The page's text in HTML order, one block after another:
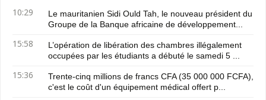
10:29
Le mauritanien Sidi Ould Tah, le nouveau président du
Groupe de la Banque africaine de développement...
15:58
L’opération de libération des chambres illégalement
occupées par les étudiants a débuté le samedi 5 ...
15:36
Trente-cinq millions de francs CFA (35 000 000 FCFA),
c'est le coût d'un équipement médical offert p...